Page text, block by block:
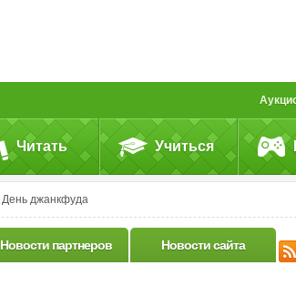
Читать Учиться
День джанкфуда
Новости партнеров Новости сайта